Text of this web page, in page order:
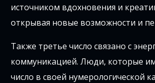
источником вдохновения и
открывая новые возможности и
Также третье число связано с
коммуникацией. Люди, которые
число в своей нумерологической